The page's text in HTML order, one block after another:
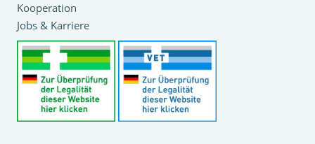
Kooperation
Jobs & Karriere